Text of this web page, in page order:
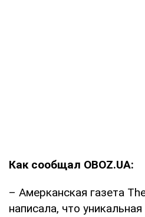
Как сообщал OBOZ.UA:
– Амерканская газета
написала, что